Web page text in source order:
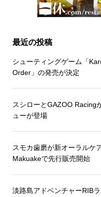
最近の投稿
シューティングゲーム「
Order」の発売が決定
スシローとGAZOO Racing
ューが登場
スモカ歯磨が新オーラルケ
Makuakeで先行販売開始
淡路島アドベンチャーRIB